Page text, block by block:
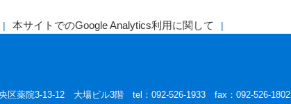
本サイトでのGoogle Analytics利用に関して
区薬院3-13-12 大場ビル3階 tel：092-526-1933 fax：092-526-1802